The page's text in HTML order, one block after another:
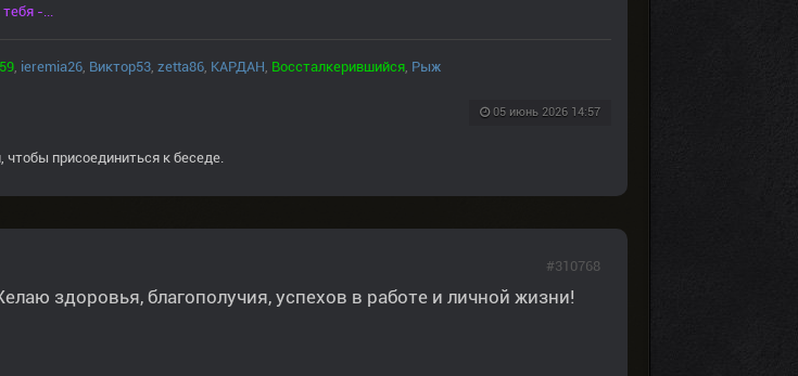
-...
, ieremia26, Виктор53, zetta86, КАРДАН, Воссталкерившийся, Рыж
05 июнь 2026 14:57
, чтобы присоединиться к беседе.
здоровья, благополучия, успехов в работе и личной жизни!
#310768